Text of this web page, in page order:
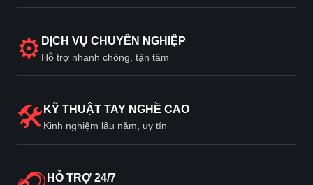
⚙ DỊCH VỤ CHUYÊN NGHIỆP
Hỗ trợ nhanh chóng, tận tâm
🛠 KỸ THUẬT TAY NGHỀ CAO
Kinh nghiệm lâu năm, uy tín
HỖ TRỢ 24/7